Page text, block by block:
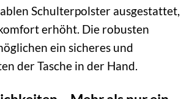
Schulterpolster ausgestattet,
erhöht. Die robusten
ein sicheres und
der Tasche in der Hand.